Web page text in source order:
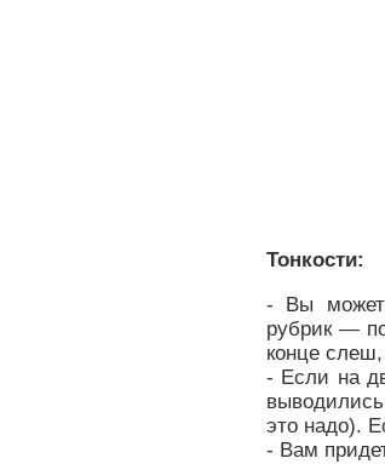
Тонкости:
- Вы
рубрик —
конце
- Если на
это надо).
- Вам